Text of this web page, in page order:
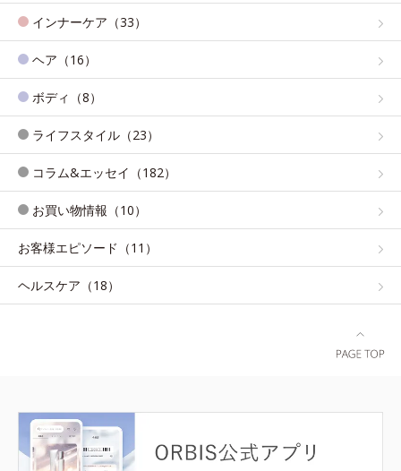
インナーケア（33）
ヘア（16）
ボディ（8）
ライフスタイル（23）
コラム&エッセイ（182）
お買い物情報（10）
お客様エピソード（11）
ヘルスケア（18）